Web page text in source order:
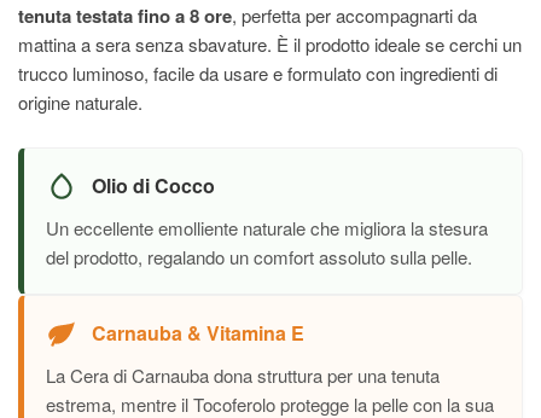
tenuta testata fino a 8 ore, perfetta per accompagnarti da
mattina a sera senza sbavature. È il prodotto ideale se cerchi un
trucco luminoso, facile da usare e formulato con ingredienti di
origine naturale.
Olio di Cocco
Un eccellente emolliente naturale che migliora la stesura
del prodotto, regalando un comfort assoluto sulla pelle.
Carnauba & Vitamina E
La Cera di Carnauba dona struttura per una tenuta
estrema, mentre il Tocoferolo protegge la pelle con la sua